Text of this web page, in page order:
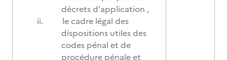
décrets d'application ,
ii.
le cadre légal des
dispositions utiles des
codes pénal et de
procédure pénale et